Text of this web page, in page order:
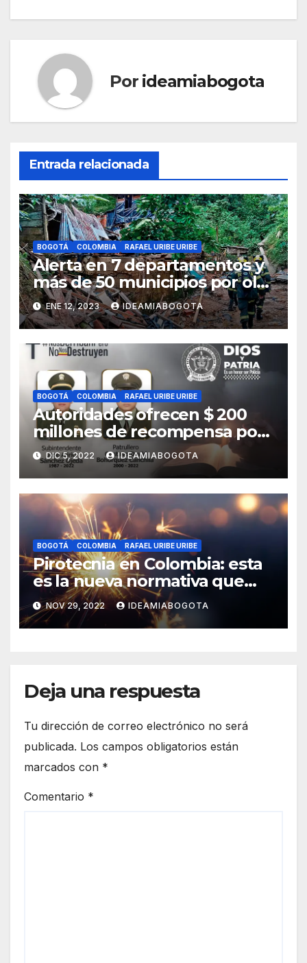
Por ideamiabogota
Entrada relacionada
BOGOTÁ COLOMBIA RAFAEL URIBE URIBE
Alerta en 7 departamentos y
más de 50 municipios por ola
invernal
ENE 12, 2023 IDEAMIABOGOTA
BOGOTÁ COLOMBIA RAFAEL URIBE URIBE
Autoridades ofrecen $ 200
millones de recompensa por
asesinato de dos policías en
Bosa, sur de Bogotá
DIC 5, 2022 IDEAMIABOGOTA
BOGOTÁ COLOMBIA RAFAEL URIBE URIBE
Pirotecnia en Colombia: esta
es la nueva normativa que
regula su uso y
comercialización
NOV 29, 2022 IDEAMIABOGOTA
Deja una respuesta
Tu dirección de correo electrónico no será
publicada. Los campos obligatorios están
marcados con *
Comentario *